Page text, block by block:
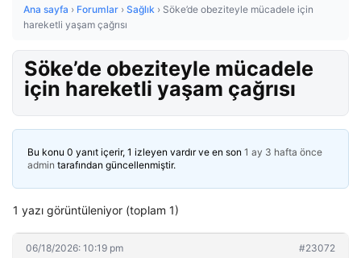
Ana sayfa › Forumlar › Sağlık › Söke’de obeziteyle mücadele için
hareketli yaşam çağrısı
Söke’de obeziteyle mücadele
için hareketli yaşam çağrısı
Bu konu 0 yanıt içerir, 1 izleyen vardır ve en son 1 ay 3 hafta önce
admin tarafından güncellenmiştir.
1 yazı görüntüleniyor (toplam 1)
06/18/2026: 10:19 pm #23072